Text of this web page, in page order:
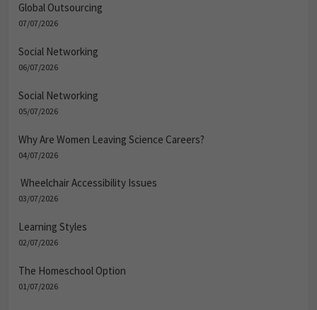
Global Outsourcing
07/07/2026
Social Networking
06/07/2026
Social Networking
05/07/2026
Why Are Women Leaving Science Careers?
04/07/2026
Wheelchair Accessibility Issues
03/07/2026
Learning Styles
02/07/2026
The Homeschool Option
01/07/2026